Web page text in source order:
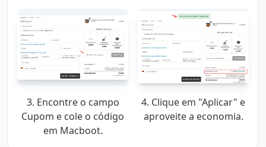
3. Encontre o campo
Cupom e cole o código
em Macboot.
4. Clique em "Aplicar" e
aproveite a economia.